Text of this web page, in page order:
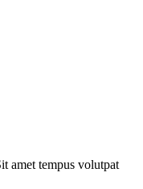
amet tempus volutpat